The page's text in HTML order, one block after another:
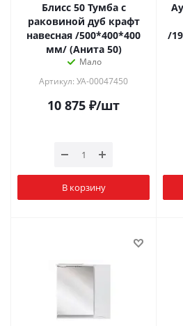
Блисс 50 Тумба с
раковиной дуб крафт
навесная /500*400*400
мм/ (Анита 50)
Мало
Артикул: УА-00047450
10 875 ₽/шт
В корзину
/